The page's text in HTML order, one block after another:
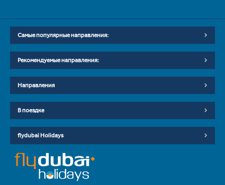
Самые популярные направления:
Рекомендуемые направления:
Направления
В поездке
flydubai Holidays